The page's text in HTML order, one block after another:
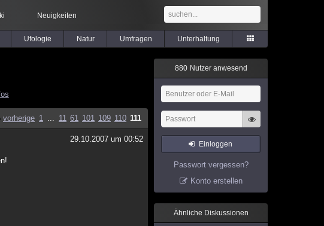
Neuigkeiten
Ufologie Natur Umfragen Unterhaltung
vorherige 1 ... 11 61 101 109 110 111
29.10.2007 um 00:52
880 Nutzer anwesend
Einloggen
Passwort vergessen?
Konto erstellen
Ähnliche Diskussionen